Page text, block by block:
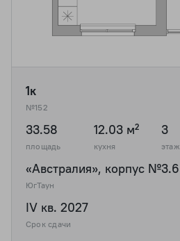
1к
№152
33.58
площадь
12.03 м²
кухня
3
этаж
«Австралия», корпус №3.6
ЮгТаун
IV кв. 2027
Срок сдачи